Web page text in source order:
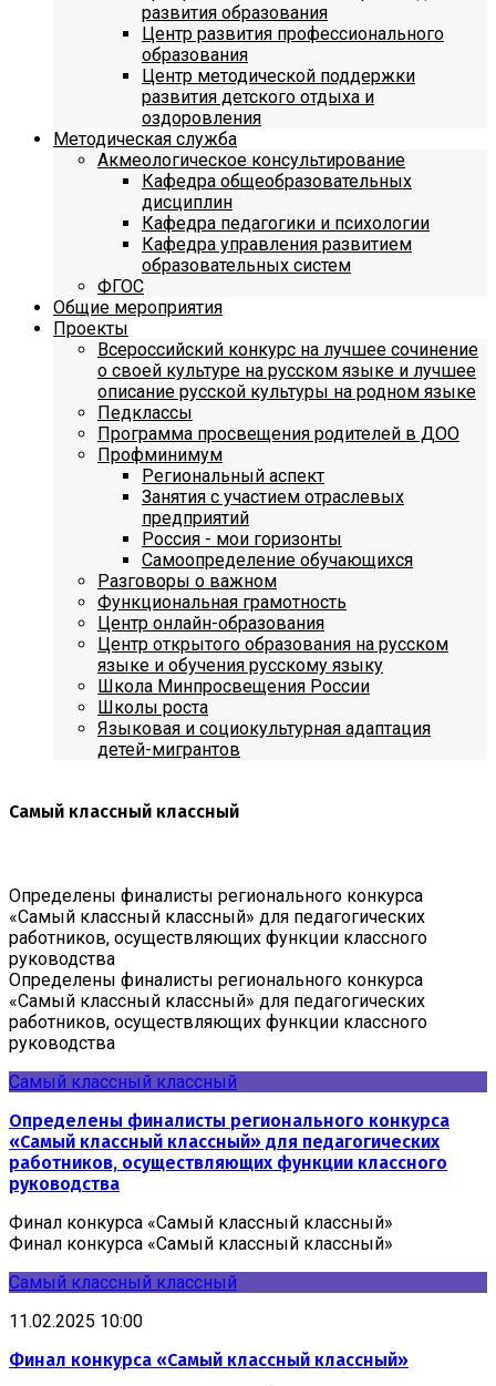
развития образования
Центр развития профессионального
образования
Центр методической поддержки
развития детского отдыха и
оздоровления
Методическая служба
Акмеологическое консультирование
Кафедра общеобразовательных
дисциплин
Кафедра педагогики и психологии
Кафедра управления развитием
образовательных систем
ФГОС
Общие мероприятия
Проекты
Всероссийский конкурс на лучшее сочинение
о своей культуре на русском языке и лучшее
описание русской культуры на родном языке
Педклассы
Программа просвещения родителей в ДОО
Профминимум
Региональный аспект
Занятия с участием отраслевых
предприятий
Россия - мои горизонты
Самоопределение обучающихся
Разговоры о важном
Функциональная грамотность
Центр онлайн-образования
Центр открытого образования на русском
языке и обучения русскому языку
Школа Минпросвещения России
Школы роста
Языковая и социокультурная адаптация
детей-мигрантов
Самый классный классный
Определены финалисты регионального конкурса
«Самый классный классный» для педагогических
работников, осуществляющих функции классного
руководства
Определены финалисты регионального конкурса
«Самый классный классный» для педагогических
работников, осуществляющих функции классного
руководства
Самый классный классный
Определены финалисты регионального конкурса
«Самый классный классный» для педагогических
работников, осуществляющих функции классного
руководства
Финал конкурса «Самый классный классный»
Финал конкурса «Самый классный классный»
Самый классный классный
11.02.2025 10:00
Финал конкурса «Самый классный классный»